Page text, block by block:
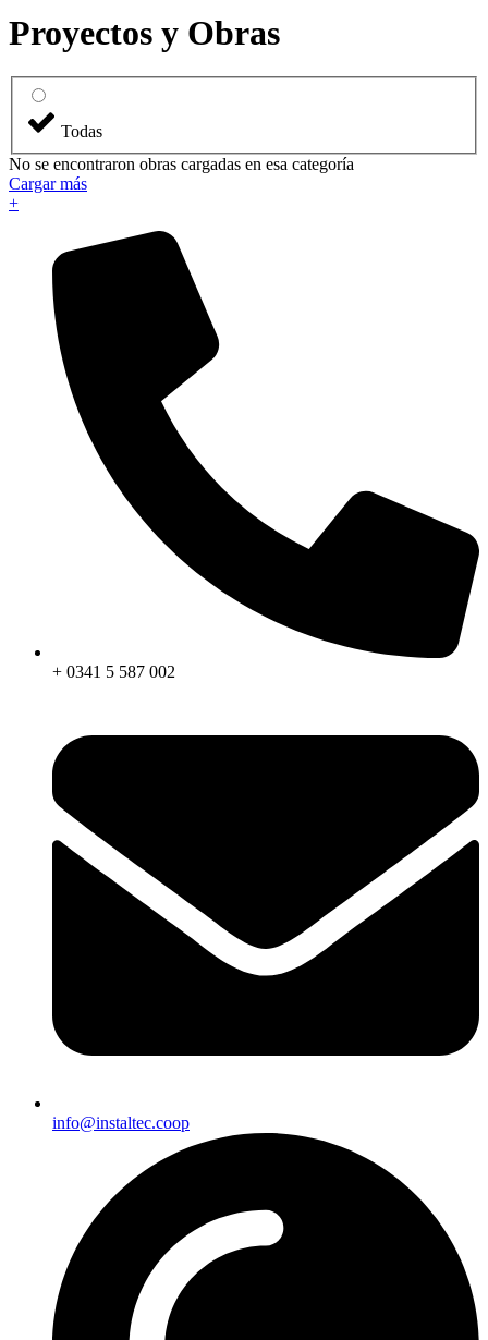
Proyectos y Obras
Todas
No se encontraron obras cargadas en esa categoría
Cargar más
+
+ 0341 5 587 002
info@instaltec.coop